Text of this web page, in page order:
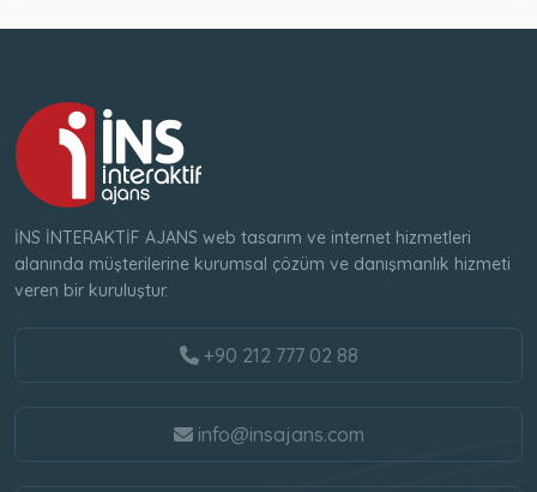
İNS İNTERAKTİF AJANS web tasarım ve internet hizmetleri
alanında müşterilerine kurumsal çözüm ve danışmanlık hizmeti
veren bir kuruluştur.
+90 212 777 02 88
info@insajans.com